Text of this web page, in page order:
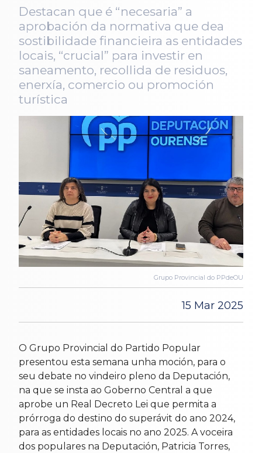
Destacan que é “necesaria” a
aprobación da normativa que dea
sostibilidade financieira as entidades
locais, “crucial” para investir en
saneamento, recollida de residuos,
enerxía, comercio ou promoción
turística
Grupo Provincial do PPdeOU
15 Mar 2025
O Grupo Provincial do Partido Popular
presentou esta semana unha moción, para o
seu debate no vindeiro pleno da Deputación,
na que se insta ao Goberno Central a que
aprobe un Real Decreto Lei que permita a
prórroga do destino do superávit do ano 2024,
para as entidades locais no ano 2025. A voceira
dos populares na Deputación, Patricia Torres,